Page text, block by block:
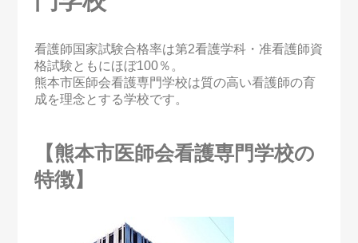
看護師国家試験合格率は第2看護学科・准看護師資
格試験ともにほぼ100％。
熊本市医師会看護専門学校は質の高い看護師の育
成を理念とする学校です。
【熊本市医師会看護専門学校の
特徴】